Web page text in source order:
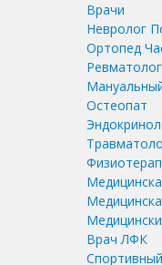
Врачи
Невролог
Ортопед
Ревматолог
Остеопат
Врач ЛФК